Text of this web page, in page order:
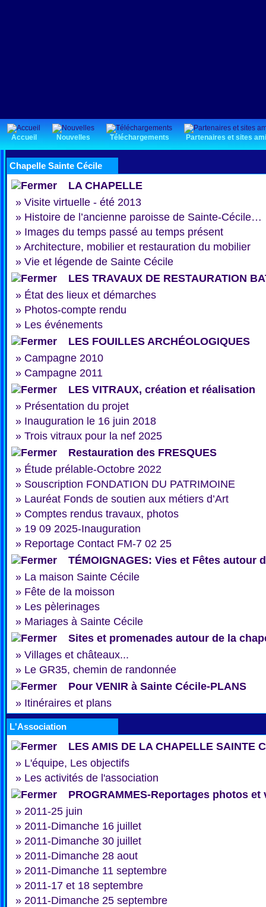
Accueil Nouvelles Téléchargements Partenaires et sites
Chapelle Sainte Cécile
LA CHAPELLE
» Visite virtuelle - été 2013
» Histoire de l’ancienne paroisse de Sainte-Cécile…
» Images du temps passé au temps présent
» Architecture, mobilier et restauration du mobilier
» Vie et légende de Sainte Cécile
LES TRAVAUX DE RESTAURATION
» État des lieux et démarches
» Photos-compte rendu
» Les événements
LES FOUILLES ARCHÉOLOGIQUES
» Campagne 2010
» Campagne 2011
LES VITRAUX, création et réalisation
» Présentation du projet
» Inauguration le 16 juin 2018
» Trois vitraux pour la nef 2025
Restauration des FRESQUES
» Étude prélable-Octobre 2022
» Souscription FONDATION DU PATRIMOINE
» Lauréat Fonds de soutien aux métiers d’Art
» Comptes rendus travaux, photos
» 19 09 2025-Inauguration
» Reportage Contact FM-7 02 25
TÉMOIGNAGES: Vies et Fêtes autour
» La maison Sainte Cécile
» Fête de la moisson
» Les pèlerinages
» Mariages à Sainte Cécile
Sites et promenades autour de la
» Villages et châteaux...
» Le GR35, chemin de randonnée
Pour VENIR à Sainte Cécile-PLANS
» Itinéraires et plans
L'Association
LES AMIS DE LA CHAPELLE SAINTE
» L'équipe, Les objectifs
» Les activités de l'association
PROGRAMMES-Reportages photos et
» 2011-25 juin
» 2011-Dimanche 16 juillet
» 2011-Dimanche 30 juillet
» 2011-Dimanche 28 aout
» 2011-Dimanche 11 septembre
» 2011-17 et 18 septembre
» 2011-Dimanche 25 septembre